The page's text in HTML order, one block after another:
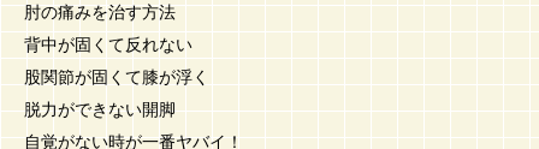
肘の痛みを治す方法
背中が固くて反れない
股関節が固くて膝が浮く
脱力ができない開脚
自覚がない時が一番ヤバイ！